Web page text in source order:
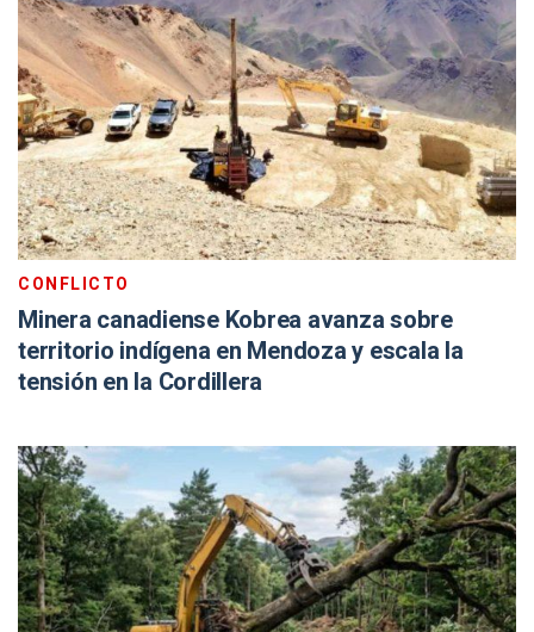
CONFLICTO
Minera canadiense Kobrea avanza sobre
territorio indígena en Mendoza y escala la
tensión en la Cordillera